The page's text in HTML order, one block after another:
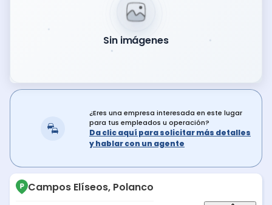
Sin imágenes
¿Eres una empresa interesada en este lugar
para tus empleados u operación?
Da clic aquí para solicitar más detalles
y hablar con un agente
Campos Elíseos, Polanco